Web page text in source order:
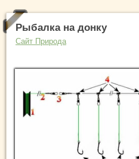
Рыбалка на донку
Сайт Природа